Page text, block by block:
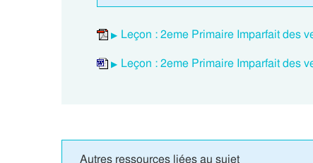
Leçon : 2eme Primaire Imparfait des
Leçon : 2eme Primaire Imparfait des
Autres ressources liées au sujet